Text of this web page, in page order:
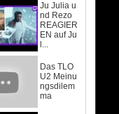
Ju Julia u
nd Rezo
REAGIER
EN auf Ju
l...
Das TLO
U2 Meinu
ngsdilem
ma